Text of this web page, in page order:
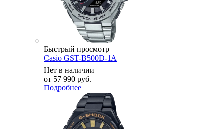
Быстрый просмотр
Casio GST-B500D-1A
Нет в наличии
от 57 990 руб.
Подробнее